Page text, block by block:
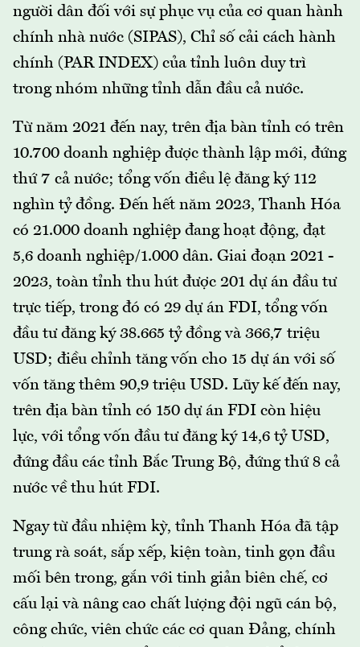
người dân đối với sự phục vụ của cơ quan hành
chính nhà nước (SIPAS), Chỉ số cải cách hành
chính (PAR INDEX) của tỉnh luôn duy trì
trong nhóm những tỉnh dẫn đầu cả nước.
Từ năm 2021 đến nay, trên địa bàn tỉnh có trên
10.700 doanh nghiệp được thành lập mới, đứng
thứ 7 cả nước; tổng vốn điều lệ đăng ký 112
nghìn tỷ đồng. Đến hết năm 2023, Thanh Hóa
có 21.000 doanh nghiệp đang hoạt động, đạt
5,6 doanh nghiệp/1.000 dân. Giai đoạn 2021 -
2023, toàn tỉnh thu hút được 201 dự án đầu tư
trực tiếp, trong đó có 29 dự án FDI, tổng vốn
đầu tư đăng ký 38.665 tỷ đồng và 366,7 triệu
USD; điều chỉnh tăng vốn cho 15 dự án với số
vốn tăng thêm 90,9 triệu USD. Lũy kế đến nay,
trên địa bàn tỉnh có 150 dự án FDI còn hiệu
lực, với tổng vốn đầu tư đăng ký 14,6 tỷ USD,
đứng đầu các tỉnh Bắc Trung Bộ, đứng thứ 8 cả
nước về thu hút FDI.
Ngay từ đầu nhiệm kỳ, tỉnh Thanh Hóa đã tập
trung rà soát, sắp xếp, kiện toàn, tinh gọn đầu
mối bên trong, gắn với tinh giản biên chế, cơ
cấu lại và nâng cao chất lượng đội ngũ cán bộ,
công chức, viên chức các cơ quan Đảng, chính